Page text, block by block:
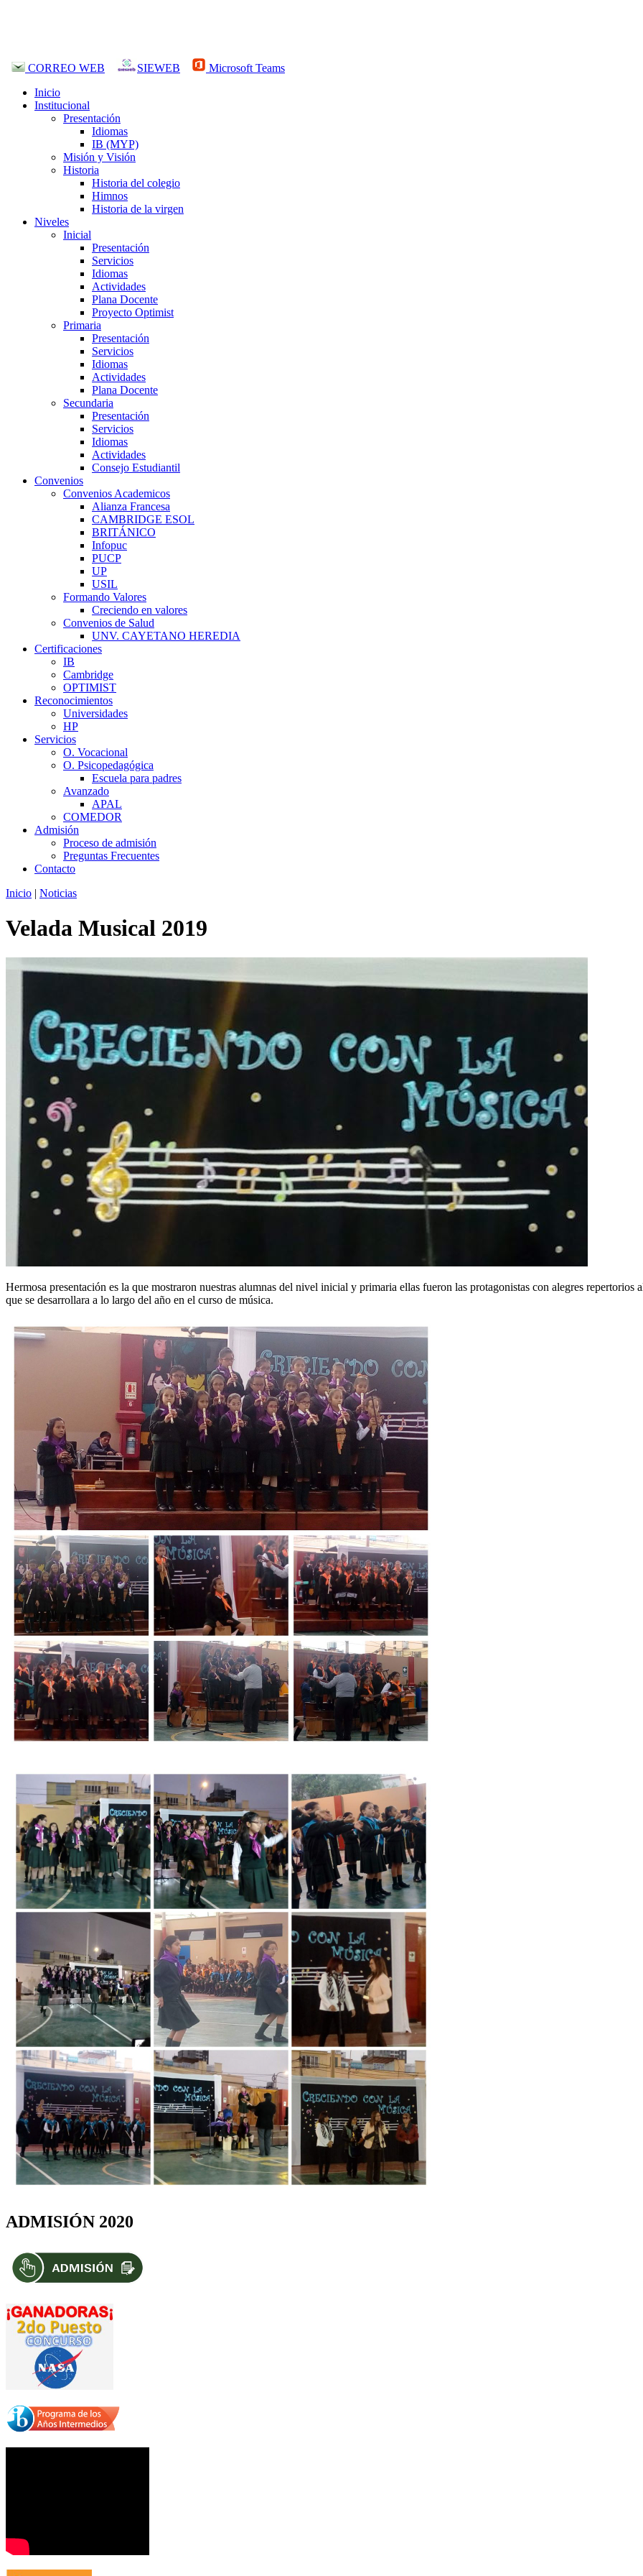
CORREO WEB SIEWEB
Microsoft Teams
Inicio
Institucional
Presentación
Idiomas
IB (MYP)
Misión y Visión
Historia
Historia del colegio
Himnos
Historia de la virgen
Niveles
Inicial
Presentación
Servicios
Idiomas
Actividades
Plana Docente
Proyecto Optimist
Primaria
Presentación
Servicios
Idiomas
Actividades
Plana Docente
Secundaria
Presentación
Servicios
Idiomas
Actividades
Consejo Estudiantil
Convenios
Convenios Academicos
Alianza Francesa
CAMBRIDGE ESOL
BRITÁNICO
Infopuc
PUCP
UP
USIL
Formando Valores
Creciendo en valores
Convenios de Salud
UNV. CAYETANO HEREDIA
Certificaciones
IB
Cambridge
OPTIMIST
Reconocimientos
Universidades
HP
Servicios
O. Vocacional
O. Psicopedagógica
Escuela para padres
Avanzado
APAL
COMEDOR
Admisión
Proceso de admisión
Preguntas Frecuentes
Contacto
Inicio | Noticias
Velada Musical 2019
Hermosa presentación es la que mostraron nuestras alumnas del nivel inicial y primaria ellas fueron las protagonistas con alegres repertorios
que se desarrollara a lo largo del año en el curso de música.
ADMISIÓN 2020